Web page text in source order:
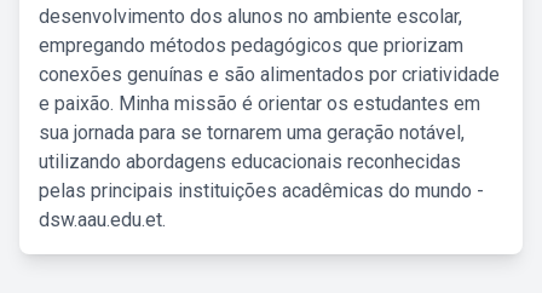
desenvolvimento dos alunos no ambiente escolar,
empregando métodos pedagógicos que priorizam
conexões genuínas e são alimentados por criatividade
e paixão. Minha missão é orientar os estudantes em
sua jornada para se tornarem uma geração notável,
utilizando abordagens educacionais reconhecidas
pelas principais instituições acadêmicas do mundo -
dsw.aau.edu.et.